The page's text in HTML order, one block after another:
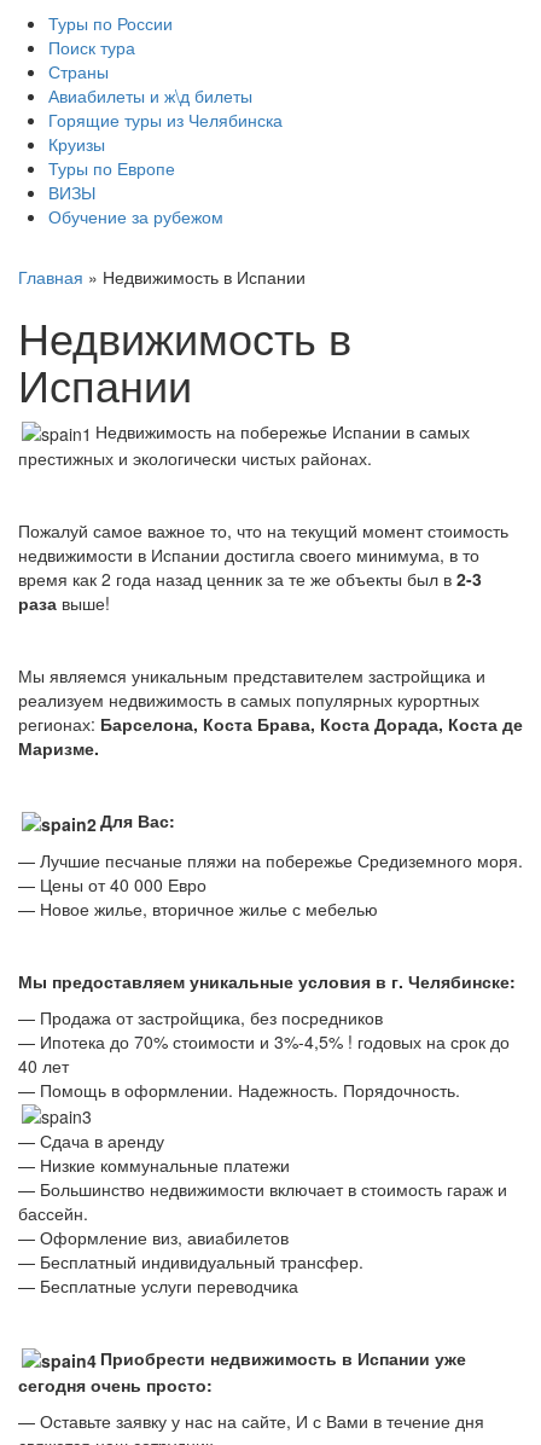
Туры по России
Поиск тура
Страны
Авиабилеты и ж\д билеты
Горящие туры из Челябинска
Круизы
Туры по Европе
ВИЗЫ
Обучение за рубежом
Главная » Недвижимость в Испании
Недвижимость в
Испании
Недвижимость на побережье Испании в самых
престижных и экологически чистых районах.
Пожалуй самое важное то, что на текущий момент стоимость
недвижимости в Испании достигла своего минимума, в то
время как 2 года назад ценник за те же объекты был в 2-3
раза выше!
Мы являемся уникальным представителем застройщика и
реализуем недвижимость в самых популярных курортных
регионах: Барселона, Коста Брава, Коста Дорада, Коста де
Маризме.
Для Вас:
— Лучшие песчаные пляжи на побережье Средиземного моря.
— Цены от 40 000 Евро
— Новое жилье, вторичное жилье с мебелью
Мы предоставляем уникальные условия в г. Челябинске:
— Продажа от застройщика, без посредников
— Ипотека до 70% стоимости и 3%-4,5% ! годовых на срок до
40 лет
— Помощь в оформлении. Надежность. Порядочность.
— Сдача в аренду
— Низкие коммунальные платежи
— Большинство недвижимости включает в стоимость гараж и
бассейн.
— Оформление виз, авиабилетов
— Бесплатный индивидуальный трансфер.
— Бесплатные услуги переводчика
Приобрести недвижимость в Испании уже
сегодня очень просто:
— Оставьте заявку у нас на сайте, И с Вами в течение дня